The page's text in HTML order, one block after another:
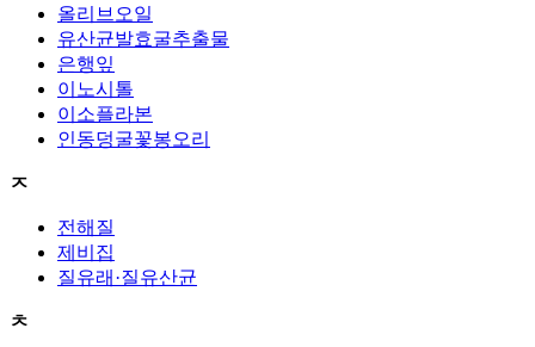
올리브오일
유산균발효굴추출물
은행잎
이노시톨
이소플라본
인동덩굴꽃봉오리
ㅈ
전해질
제비집
질유래·질유산균
ㅊ